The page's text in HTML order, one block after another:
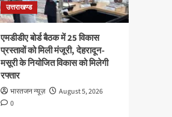
उत्तराखण्ड
एमडीडीए बोर्ड बैठक में 25 विकास
प्रस्तावों को मिली मंजूरी, देहरादून-
मसूरी के नियोजित विकास को मिलेगी
रफ्तार
भारतजन न्यूज़
August 5, 2026
0